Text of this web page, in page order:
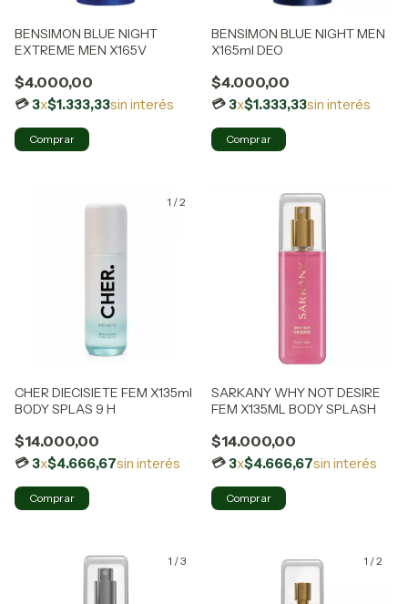
BENSIMON BLUE NIGHT
EXTREME MEN X165V
$4.000,00
3x$1.333,33sin interés
BENSIMON BLUE NIGHT MEN
X165ml DEO
$4.000,00
3x$1.333,33sin interés
1 /2
CHER DIECISIETE FEM X135ml
BODY SPLAS 9 H
$14.000,00
3x$4.666,67sin interés
SARKANY WHY NOT DESIRE
FEM X135ML BODY SPLASH
$14.000,00
3x$4.666,67sin interés
1 /3 1 /2